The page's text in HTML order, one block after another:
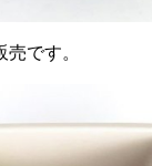
です。